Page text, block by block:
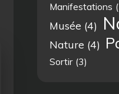
Manifestations
Musée (4)
Nature (4)
Sortir (3)